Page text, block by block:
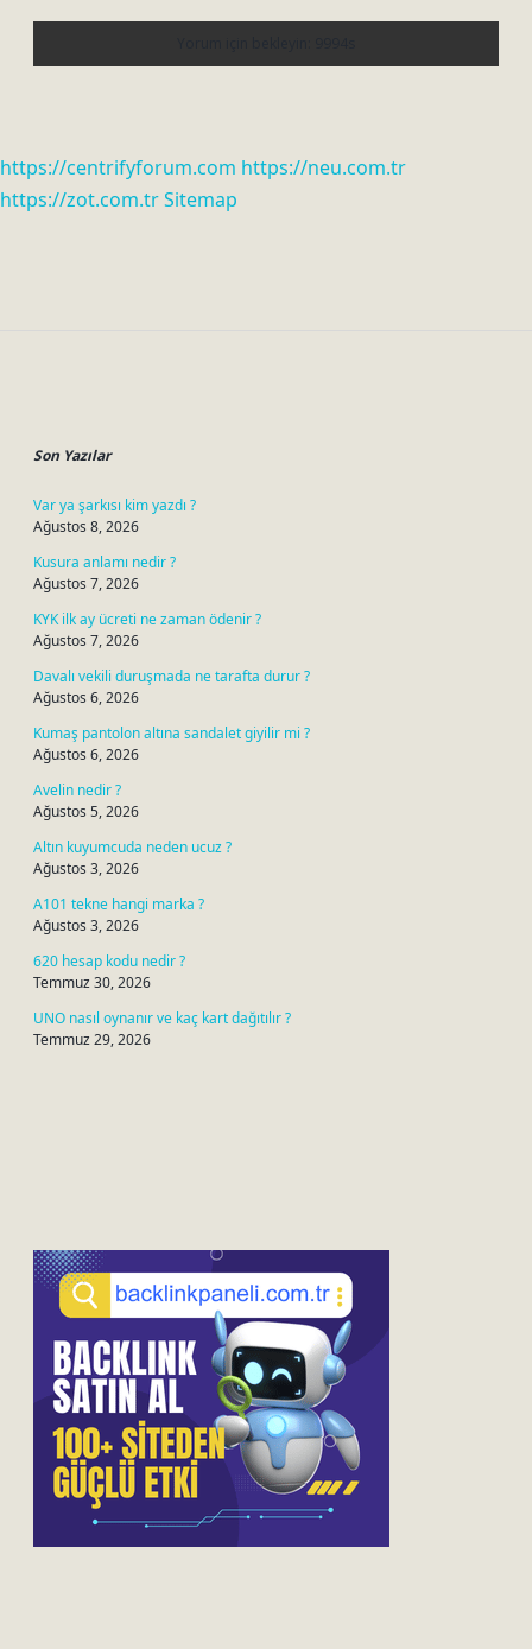
https://centrifyforum.com https://neu.com.tr
https://zot.com.trSitemap
Son Yazılar
Var ya şarkısı kim yazdı ?
Ağustos 8, 2026
Kusura anlamı nedir ?
Ağustos 7, 2026
KYK ilk ay ücreti ne zaman ödenir ?
Ağustos 7, 2026
Davalı vekili duruşmada ne tarafta durur ?
Ağustos 6, 2026
Kumaş pantolon altına sandalet giyilir mi ?
Ağustos 6, 2026
Avelin nedir ?
Ağustos 5, 2026
Altın kuyumcuda neden ucuz ?
Ağustos 3, 2026
A101 tekne hangi marka ?
Ağustos 3, 2026
620 hesap kodu nedir ?
Temmuz 30, 2026
UNO nasıl oynanır ve kaç kart dağıtılır ?
Temmuz 29, 2026